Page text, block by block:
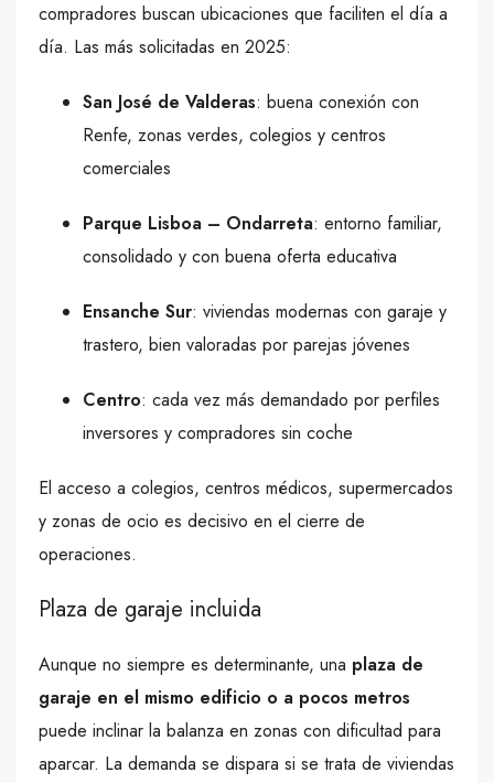
compradores buscan ubicaciones que faciliten el día a
día. Las más solicitadas en 2025:
San José de Valderas: buena conexión con
Renfe, zonas verdes, colegios y centros
comerciales
Parque Lisboa – Ondarreta: entorno familiar,
consolidado y con buena oferta educativa
Ensanche Sur: viviendas modernas con garaje y
trastero, bien valoradas por parejas jóvenes
Centro: cada vez más demandado por perfiles
inversores y compradores sin coche
El acceso a colegios, centros médicos, supermercados
y zonas de ocio es decisivo en el cierre de
operaciones.
Plaza de garaje incluida
Aunque no siempre es determinante, una plaza de
garaje en el mismo edificio o a pocos metros
puede inclinar la balanza en zonas con dificultad para
aparcar. La demanda se dispara si se trata de viviendas